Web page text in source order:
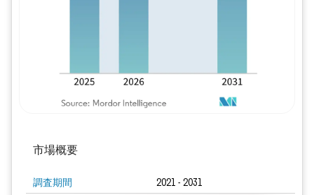
市場概要
調査期間 2021 - 2031